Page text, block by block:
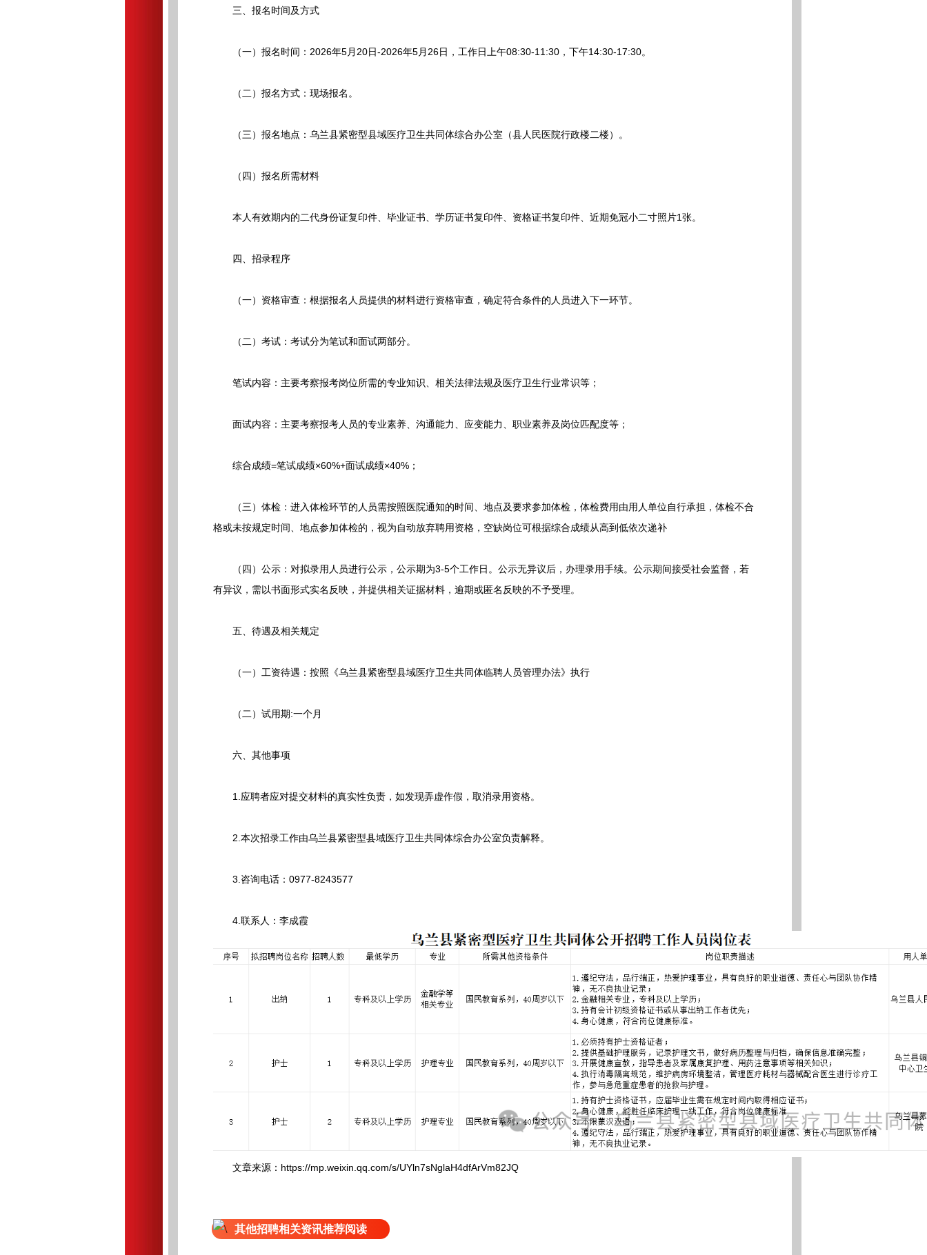
三、报名时间及方式
（一）报名时间：2026年5月20日-2026年5月26日，工作日上午08:30-11:30，下午14:30-17:30。
（二）报名方式：现场报名。
（三）报名地点：乌兰县紧密型县域医疗卫生共同体综合办公室（县人民医院行政楼二楼）。
（四）报名所需材料
本人有效期内的二代身份证复印件、毕业证书、学历证书复印件、资格证书复印件、近期免冠小二寸照片1张。
四、招录程序
（一）资格审查：根据报名人员提供的材料进行资格审查，确定符合条件的人员进入下一环节。
（二）考试：考试分为笔试和面试两部分。
笔试内容：主要考察报考岗位所需的专业知识、相关法律法规及医疗卫生行业常识等；
面试内容：主要考察报考人员的专业素养、沟通能力、应变能力、职业素养及岗位匹配度等；
综合成绩=笔试成绩×60%+面试成绩×40%；
（三）体检：进入体检环节的人员需按照医院通知的时间、地点及要求参加体检，体检费用由用人单位自行承担，体检不合
格或未按规定时间、地点参加体检的，视为自动放弃聘用资格，空缺岗位可根据综合成绩从高到低依次递补
（四）公示：对拟录用人员进行公示，公示期为3-5个工作日。公示无异议后，办理录用手续。公示期间接受社会监督，若
有异议，需以书面形式实名反映，并提供相关证据材料，逾期或匿名反映的不予受理。
五、待遇及相关规定
（一）工资待遇：按照《乌兰县紧密型县域医疗卫生共同体临聘人员管理办法》执行
（二）试用期:一个月
六、其他事项
1.应聘者应对提交材料的真实性负责，如发现弄虚作假，取消录用资格。
2.本次招录工作由乌兰县紧密型县域医疗卫生共同体综合办公室负责解释。
3.咨询电话：0977-8243577
4.联系人：李成霞
文章来源：https://mp.weixin.qq.com/s/UYln7sNglaH4dfArVm82JQ
其他招聘相关资讯推荐阅读